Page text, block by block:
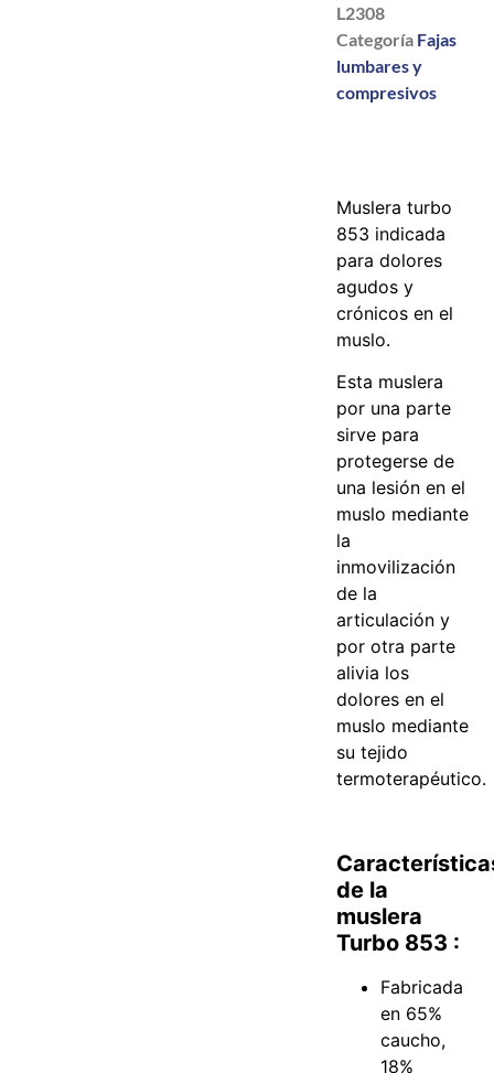
L2308
Categoría Fajas
lumbares y
compresivos
Muslera turbo
853 indicada
para dolores
agudos y
crónicos en el
muslo.
Esta muslera
por una parte
sirve para
protegerse de
una lesión en el
muslo mediante
la
inmovilización
de la
articulación y
por otra parte
alivia los
dolores en el
muslo mediante
su tejido
termoterapéutico.
de la
muslera
Turbo 853 :
Fabricada
en 65%
caucho,
18%